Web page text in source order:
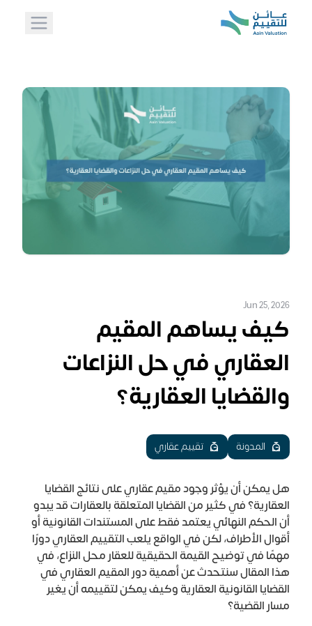
Jun 25, 2026
كيف يساهم المقيم
العقاري في حل النزاعات
والقضايا العقارية؟
المدونة تقييم عقاري
هل يمكن أن يؤثر وجود مقيم عقاري على نتائج القضايا
العقارية؟ في كثير من القضايا المتعلقة بالعقارات قد يبدو
أن الحكم النهائي يعتمد فقط على المستندات القانونية أو
أقوال الأطراف، لكن في الواقع يلعب التقييم العقاري دورًا
مهمًا في توضيح القيمة الحقيقية للعقار محل النزاع، في
هذا المقال سنتحدث عن أهمية دور المقيم العقاري في
القضايا القانونية العقارية وكيف يمكن لتقييمه أن يغير
مسار القضية؟